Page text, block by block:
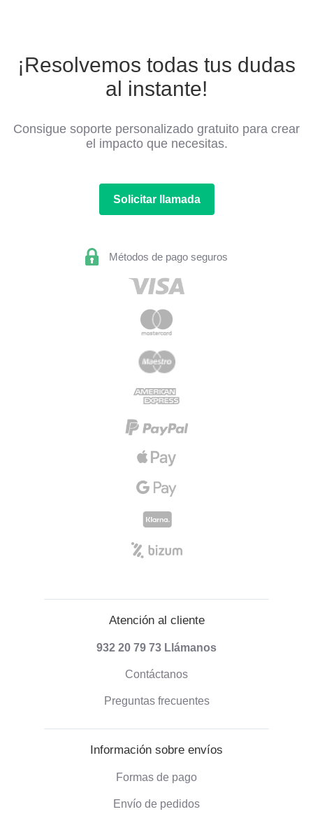
¡Resolvemos todas tus dudas
al instante!
Consigue soporte personalizado gratuito para crear
el impacto que necesitas.
Solicitar llamada
Métodos de pago seguros
Atención al cliente
932 20 79 73 Llámanos
Contáctanos
Preguntas frecuentes
Información sobre envíos
Formas de pago
Envío de pedidos